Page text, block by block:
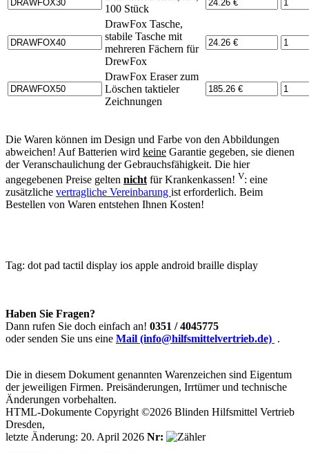
100 Stück
DrawFox Tasche,
stabile Tasche mit
mehreren Fächern für
DrewFox
DrawFox Eraser zum
Löschen taktieler
Zeichnungen
Die Waren können im Design und Farbe von den Abbildungen
abweichen! Auf Batterien wird keine Garantie gegeben, sie dienen
der Veranschaulichung der Gebrauchsfähigkeit. Die hier
angegebenen Preise gelten nicht für Krankenkassen! V: eine
zusätzliche vertragliche Vereinbarung ist erforderlich. Beim
Bestellen von Waren entstehen Ihnen Kosten!
Tag: dot pad tactil display ios apple android braille display
Haben Sie Fragen?
Dann rufen Sie doch einfach an! 0351 / 4045775
oder senden Sie uns eine Mail (info@hilfsmittelvertrieb.de) .
Die in diesem Dokument genannten Warenzeichen sind Eigentum
der jeweiligen Firmen. Preisänderungen, Irrtümer und technische
Änderungen vorbehalten.
HTML-Dokumente Copyright ©2026 Blinden Hilfsmittel Vertrieb
Dresden,
letzte Änderung: 20. April 2026 Nr: